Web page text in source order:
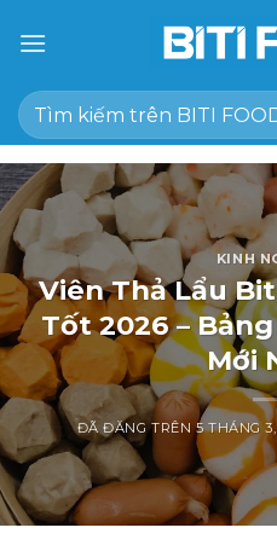
đến
dung
Tìm
kiếm:
KINH
Viên Thả Lẩu
Tốt 2026 –
Mới
ĐÃ ĐĂNG TRÊN5 THÁNG